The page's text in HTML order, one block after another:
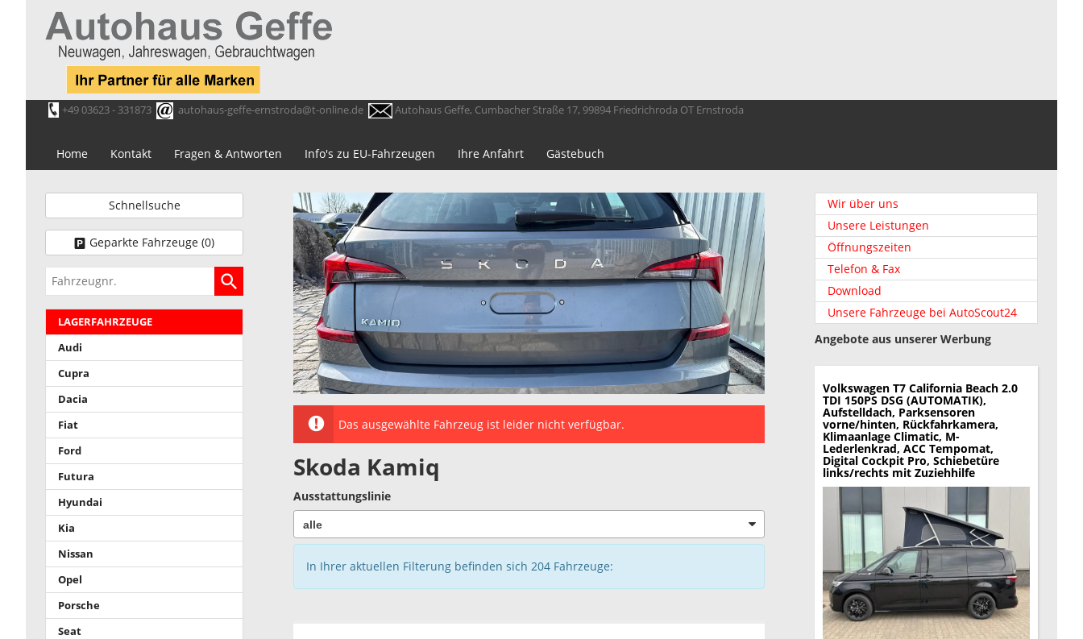
+49 03623 - 331873 autohaus-geffe-ernstroda@t-online.de Autohaus Geffe, Cumbacher Straße 17, 99894 Friedrichroda OT Ernstroda
Home Kontakt Fragen & Antworten Info's zu EU-Fahrzeugen Ihre Anfahrt Gästebuch
Das ausgewählte Fahrzeug ist leider nicht verfügbar.
Skoda Kamiq
Ausstattungslinie
In Ihrer aktuellen Filterung befinden sich 204Fahrzeuge:
Schnellsuche
Geparkte Fahrzeuge (0)
Fahrzeugnr.
LAGERFAHRZEUGE
Audi
Cupra
Dacia
Fiat
Ford
Futura
Hyundai
Kia
Nissan
Opel
Porsche
Seat
Wir über uns
Unsere Leistungen
Öffnungszeiten
Telefon & Fax
Download
Unsere Fahrzeuge bei AutoScout24
Angebote aus unserer Werbung
Volkswagen T7 California Beach 2.0
TDI 150PS DSG (AUTOMATIK),
Aufstelldach, Parksensoren
vorne/hinten, Rückfahrkamera,
Klimaanlage Climatic, M-
Lederlenkrad, ACC Tempomat,
Digital Cockpit Pro, Schiebetüre
links/rechts mit Zuziehhilfe